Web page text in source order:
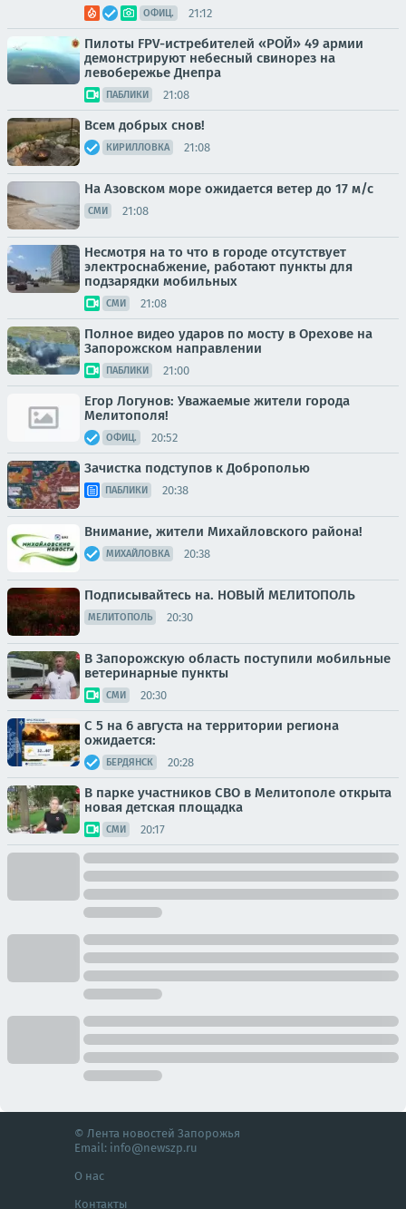
ОФИЦ. 21:12
Пилоты FPV-истребителей «РОЙ» 49 армии
демонстрируют небесный свинорез на
левобережье Днепра
ПАБЛИКИ 21:08
Всем добрых снов!
КИРИЛЛОВКА 21:08
На Азовском море ожидается ветер до 17 м/с
СМИ 21:08
Несмотря на то что в городе отсутствует
электроснабжение, работают пункты для
подзарядки мобильных
СМИ 21:08
Полное видео ударов по мосту в Орехове на
Запорожском направлении
ПАБЛИКИ 21:00
Егор Логунов: Уважаемые жители города
Мелитополя!
ОФИЦ. 20:52
Зачистка подступов к Доброполью
ПАБЛИКИ 20:38
Внимание, жители Михайловского района!
МИХАЙЛОВКА 20:38
Подписывайтесь на. НОВЫЙ МЕЛИТОПОЛЬ
МЕЛИТОПОЛЬ 20:30
В Запорожскую область поступили мобильные
ветеринарные пункты
СМИ 20:30
С 5 на 6 августа на территории региона
ожидается:
БЕРДЯНСК 20:28
В парке участников СВО в Мелитополе открыта
новая детская площадка
СМИ 20:17
© Лента новостей Запорожья
Email: info@newszp.ru
О нас
Контакты